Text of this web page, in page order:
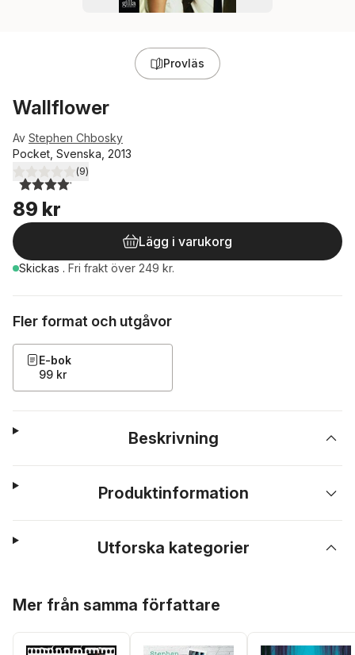
Provläs
Wallflower
Av Stephen Chbosky
Pocket, Svenska, 2013
4,1utav 5 stjärnor. Totalt antal röster:
(9)
89 kr
Lägg i varukorg
Skickas . Fri frakt över 249 kr.
Fler format och utgåvor
E-bok
99 kr
Beskrivning
Produktinformation
Utforska kategorier
Mer från samma författare